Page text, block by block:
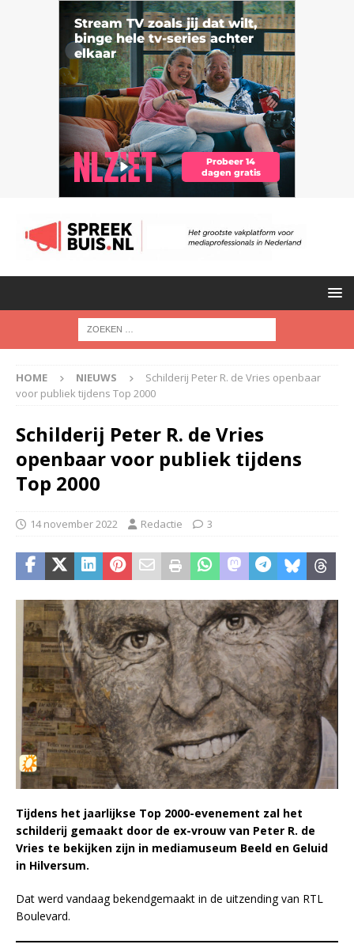
HOME NIEUWS
Schilderij Peter R. de Vries openbaar
voor publiek tijdens Top 2000
Schilderij Peter R. de Vries
openbaar voor publiek tijdens
Top 2000
14 november 2022 Redactie 3
Tijdens het jaarlijkse Top 2000-evenement zal het
schilderij gemaakt door de ex-vrouw van Peter R. de
Vries te bekijken zijn in mediamuseum Beeld en Geluid
in Hilversum.
Dat werd vandaag bekendgemaakt in de uitzending van RTL
Boulevard.